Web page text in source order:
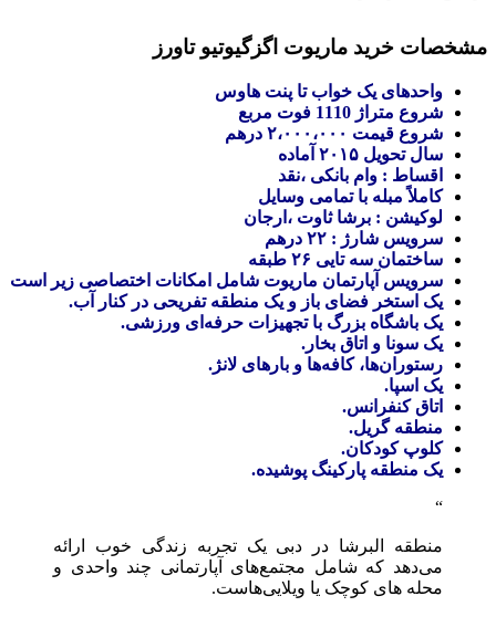
مشخصات خرید ماریوت اگزگیوتیو تاورز
واحدهای یک خواب تا پنت هاوس
شروع متراژ 1110 فوت مربع
شروع قیمت ۲،۰۰۰،۰۰۰ درهم
سال تحویل ۲۰۱۵ آماده
اقساط : وام بانکی ،نقد
کاملاً مبله با تمامی وسایل
لوکیشن : برشا ثاوت ،ارجان
سرویس شارژ : ۲۲ درهم
ساختمان سه تایی ۲۶ طبقه
سرویس آپارتمان ماریوت شامل امکانات اختصاصی زیر است
یک استخر فضای باز و یک منطقه تفریحی در کنار آب.
یک باشگاه بزرگ با تجهیزات حرفه‌ای ورزشی.
یک سونا و اتاق بخار.
رستوران‌ها، کافه‌ها و بارهای لانژ.
یک اسپا.
اتاق کنفرانس.
منطقه گریل.
کلوپ کودکان.
یک منطقه پارکینگ پوشیده.
منطقه البرشا در دبی یک تجربه زندگی خوب ارائه
می‌دهد که شامل مجتمع‌های آپارتمانی چند واحدی و
محله های کوچک یا ویلایی‌هاست.